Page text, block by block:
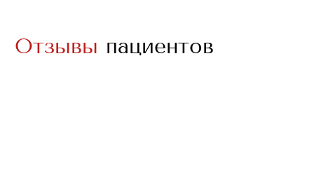
Отзывы пациентов